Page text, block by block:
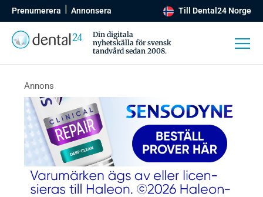
Prenumerera Annonsera Till Dental24 Norge
Din digitala
nyhetskälla för svensk
tandvård sedan 2008.